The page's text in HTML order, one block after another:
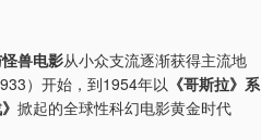
兽电影从小众支流逐渐获得主流地
）开始，到1954年以 《哥斯拉》系
掀起的全球性科幻电影黄金时代